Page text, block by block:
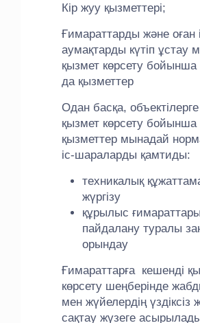
Кір жуу қызметтері;
Ғимараттарды және оған
аумақтарды күтіп ұстау
қызмет көрсету бойынша
да қызметтер
Одан басқа,
қызмет көрсету бойынша
қызметтер мынадай
іс-шараларды қамтиды:
техникалық
жүргізу
құрылыс
пайдалану туралы
орындау
Ғимараттарға кешенді
көрсету шеңберінде
мен жүйелердің
сақтау жүзеге